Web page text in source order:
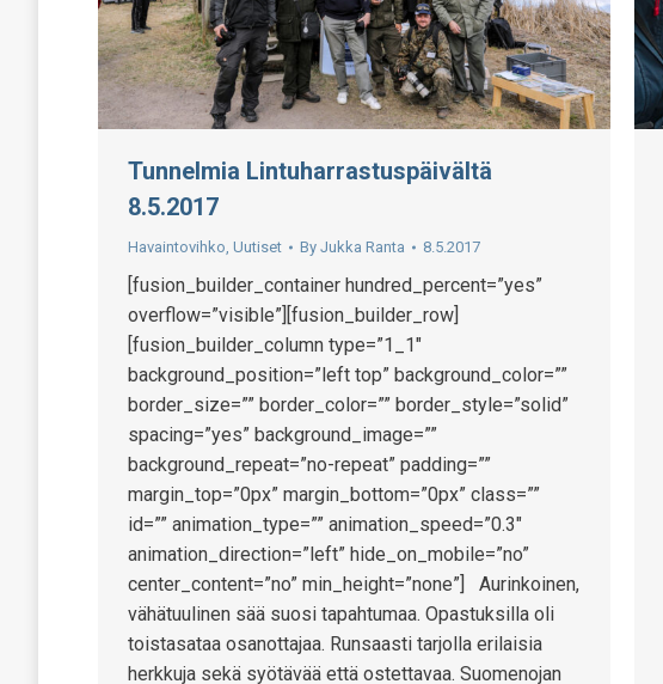
Tunnelmia Lintuharrastuspäivältä
8.5.2017
Havaintovihko, Uutiset By Jukka Ranta 8.5.2017
[fusion_builder_container hundred_percent=”yes”
overflow=”visible”][fusion_builder_row]
[fusion_builder_column type=”1_1″
background_position=”left top” background_color=””
border_size=”” border_color=”” border_style=”solid”
spacing=”yes” background_image=””
background_repeat=”no-repeat” padding=””
margin_top=”0px” margin_bottom=”0px” class=””
id=”” animation_type=”” animation_speed=”0.3″
animation_direction=”left” hide_on_mobile=”no”
center_content=”no” min_height=”none”] Aurinkoinen,
vähätuulinen sää suosi tapahtumaa. Opastuksilla oli
toistasataa osanottajaa. Runsaasti tarjolla erilaisia
herkkuja sekä syötävää että ostettavaa. Suomenojan